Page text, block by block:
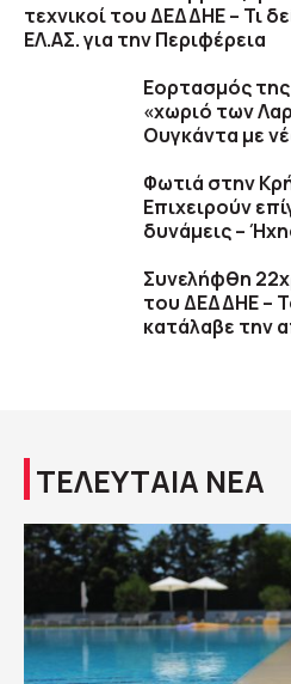
τεχνικοί του ΔΕΔΔΗΕ – Τι
ΕΛ.ΑΣ. για την Περιφέρεια
Εορτασμός
«χωριό των
Ουγκάντα με
Φωτιά στην
Επιχειρούν
δυνάμεις –
Συνελήφθη
του ΔΕΔΔΗΕ –
κατάλαβε την
ΤΕΛΕΥΤΑΙΑ ΝΕΑ